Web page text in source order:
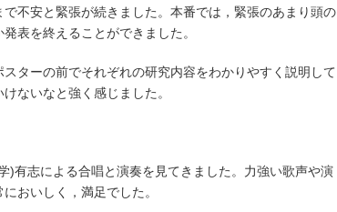
不安と緊張が続きました。本番では，緊張のあまり頭の
表を終えることができました。
ターの前でそれぞれの研究内容をわかりやすく説明して
ないなと強く感じました。
)有志による合唱と演奏を見てきました。力強い歌声や演
おいしく，満足でした。